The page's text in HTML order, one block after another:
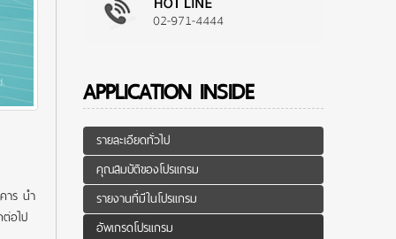
าร นำ
อไป
APPLICATION INSIDE
รายละเอียดทั่วไป
คุณสมบัติของโปรแกรม
รายงานที่มีในโปรแกรม
อัพเกรดโปรแกรม